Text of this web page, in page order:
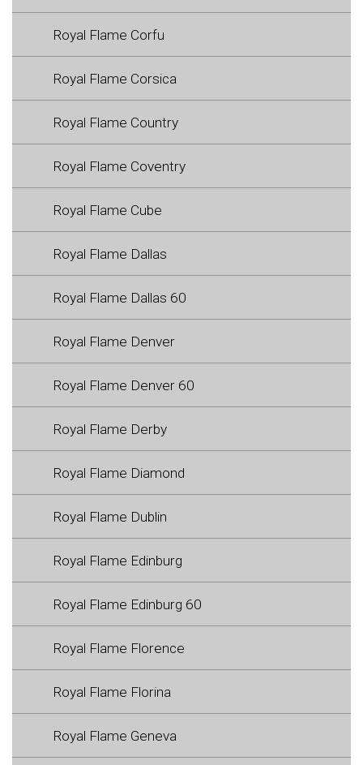
Royal Flame Corfu
Royal Flame Corsica
Royal Flame Country
Royal Flame Coventry
Royal Flame Cube
Royal Flame Dallas
Royal Flame Dallas 60
Royal Flame Denver
Royal Flame Denver 60
Royal Flame Derby
Royal Flame Diamond
Royal Flame Dublin
Royal Flame Edinburg
Royal Flame Edinburg 60
Royal Flame Florence
Royal Flame Florina
Royal Flame Geneva